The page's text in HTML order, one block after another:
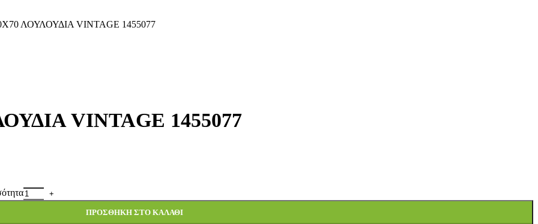
ΛΟΥΛΟΥΔΙΑ VΙΝΤΑGΕ 1455077
VΙΝΤΑGΕ 1455077
ΠΡΟΣΘΉΚΗ ΣΤΟ ΚΑΛΆΘΙ